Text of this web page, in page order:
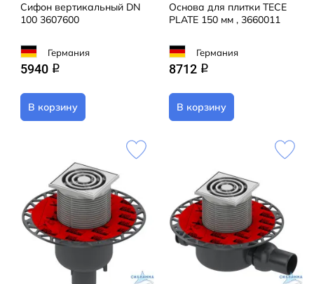
Сифон вертикальный DN
100 3607600
Германия
5940 q
В корзину
Основа для плитки TECE
PLATE 150 мм , 3660011
Германия
8712 q
В корзину